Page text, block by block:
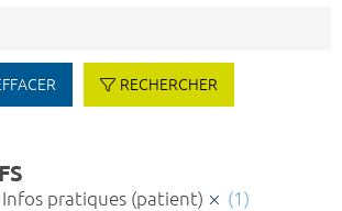
RECHERCHER
pratiques (patient) (1)